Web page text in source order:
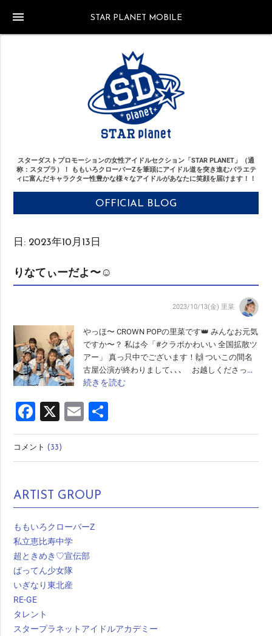
STAR PLANET MOBILE
menu
スターダストプロモーションの女性アイドルセクション「STAR PLANET」（通
称：スタプラ）！
ももいろクローバーZを筆頭にアイドル道を突き進むバラエテ
ィに富んだキャラクター性豊かな様々なアイドルがあなたに笑顔を届けます！！
OFFICIAL BLOG
日: 2023年10月13日
りなてぃーだよ〜☺︎
2023/10/13(金) 里菜
やっほ〜 CROWN POPの里菜です👑 みんなお元気
ですか〜？ 私は今「#クラポかわいい 全国拡散ツ
アー」 真っ只中でございます！🙌 ついこの間名
古屋公演が終わりまして､､､ お越しくださっ …
続きを読む
Facebook
X Email
有
コメント(33)
ARTIST GROUP
ももいろクローバーZ
私立恵比寿中学
超ときめき♡宣伝部
ばってん少女隊
いぎなり東北産
RE-GE
タレント
スタープラネットアイドルアカデミー